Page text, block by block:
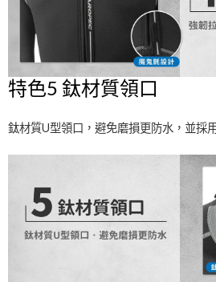
特色5 鈦材質領口
鈦材質U型領口，避免磨損更防水，並採